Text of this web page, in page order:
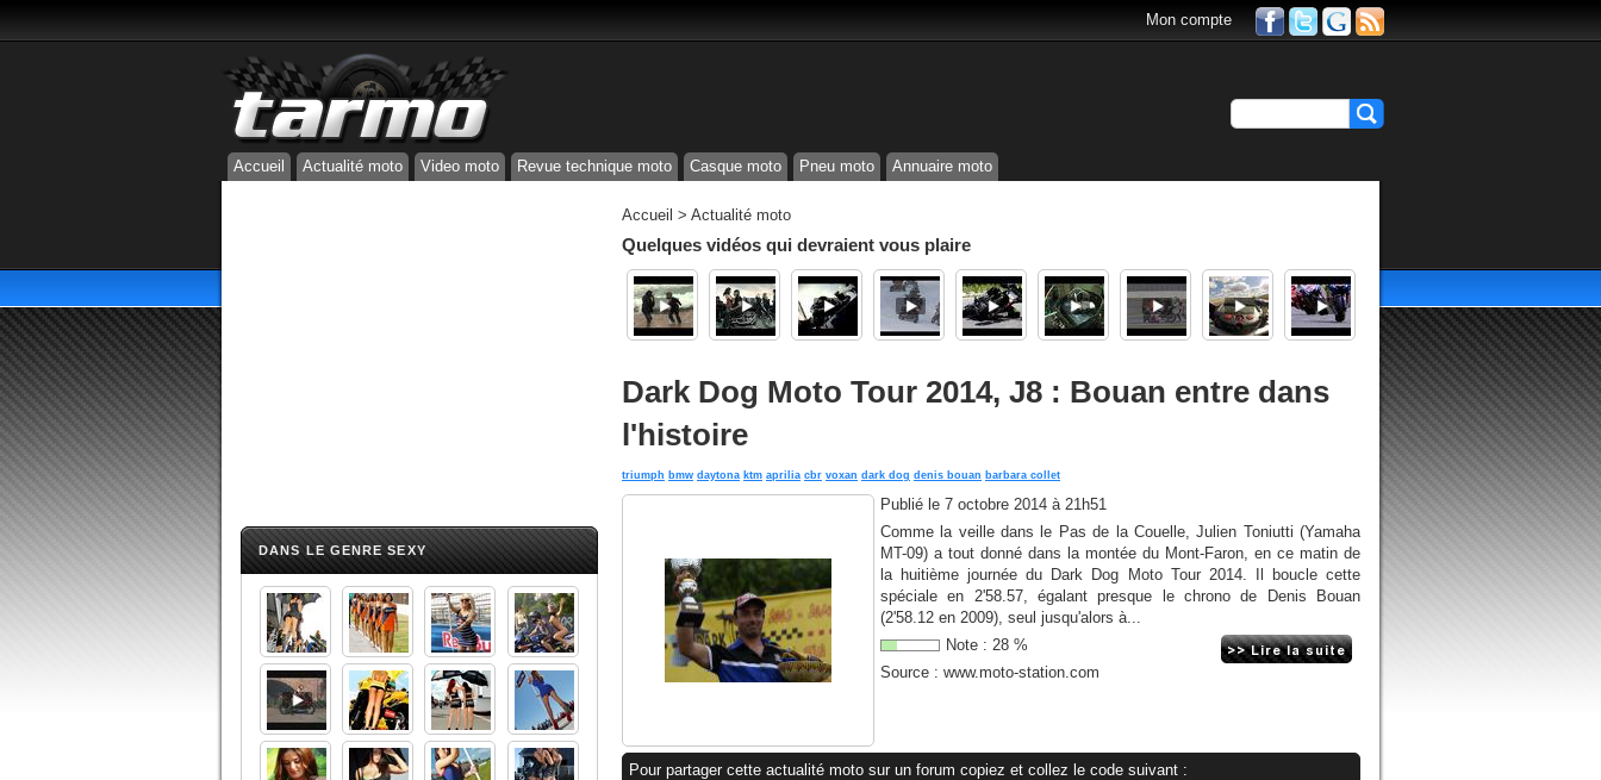
Mon compte
Accueil Actualité moto Video moto Revue technique moto Casque moto Pneu moto Annuaire moto
DANS LE GENRE SEXY
Accueil > Actualité moto
Quelques vidéos qui devraient vous plaire
Dark Dog Moto Tour 2014, J8 : Bouan entre dans
l'histoire
triumph bmw daytona ktm aprilia cbr voxan dark dog denis bouan barbara collet
Publié le 7 octobre 2014 à 21h51
Comme la veille dans le Pas de la Couelle, Julien Toniutti (Yamaha
MT-09) a tout donné dans la montée du Mont-Faron, en ce matin de
la huitième journée du Dark Dog Moto Tour 2014. Il boucle cette
spéciale en 2'58.57, égalant presque le chrono de Denis Bouan
(2'58.12 en 2009), seul jusqu'alors à...
Note : 28 %
Source : www.moto-station.com
Pour partager cette actualité moto sur un forum copiez et collez le code suivant :